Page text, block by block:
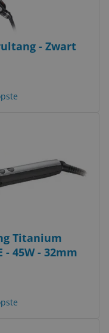
- Zwart
Titanium
- 45W - 32mm